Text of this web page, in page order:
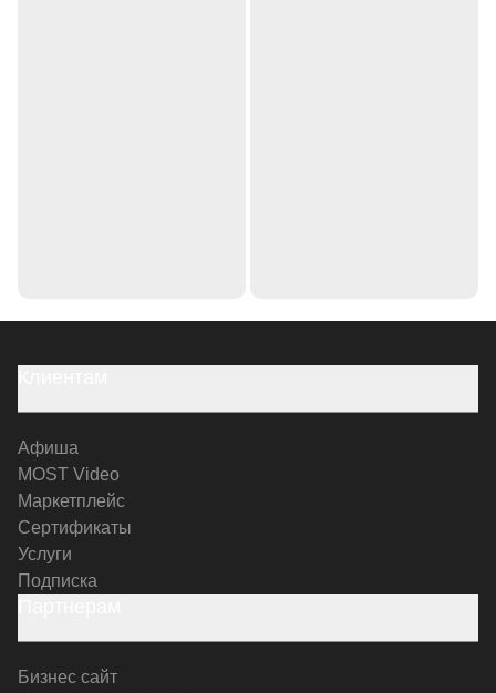
Афиша
MOST Video
Маркетплейс
Сертификаты
Услуги
Подписка
Бизнес сайт